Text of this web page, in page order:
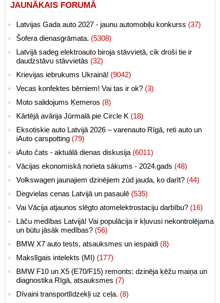
JAUNĀKAIS FORUMĀ
Latvijas Gada auto 2027 - jaunu automobiļu konkurss (37)
Šofera dienasgrāmata. (5308)
Latvijā sadeg elektroauto biroja stāvvietā, cik droši tie ir
daudzstāvu stāvvietās (32)
Krievijas iebrukums Ukrainā! (9042)
Vecas konfektes bērniem! Vai tas ir ok? (3)
Moto salidojums Ķemeros (8)
Kārtējā avārija Jūrmalā pie Circle K (18)
Eksotiskie auto Latvijā 2026 – varenauto Rīgā, reti auto un
iAuto carspotting (79)
iAuto čats - aktuālā dienas diskusija (6011)
Vācijas ekonomiskā norieta sākums - 2024.gads (48)
Volkswagen jaunajiem dzinējiem zūd jauda, ko darīt? (44)
Degvielas cenas Latvijā un pasaulē (535)
Vai Vācija atjaunos slēgto atomelektrostaciju darbību? (16)
Lāču medības Latvijā! Vai populācija ir kļuvusi nekontrolējama
un būtu jāsāk medības? (56)
BMW X7 auto tests, atsauksmes un iespaidi (8)
Makslīgais intelekts (MI) (177)
BMW F10 un X5 (E70/F15) remonts: dzinēja ķēžu maiņa un
diagnostika Rīgā, atsauksmes (7)
Dīvaini transportlīdzekļi uz ceļa. (8)